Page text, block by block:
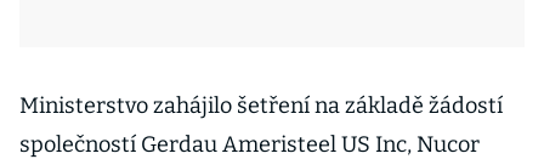
Ministerstvo zahájilo šetření na základě žádostí
společností Gerdau Ameristeel US Inc, Nucor